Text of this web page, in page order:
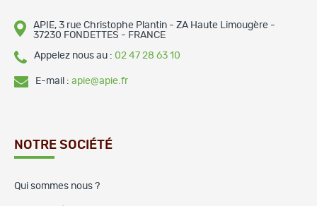
APIE, 3 rue Christophe Plantin - ZA Haute Limougère -
37230 FONDETTES - FRANCE
Appelez nous au : 02 47 28 63 10
E-mail : apie@apie.fr
NOTRE SOCIÉTÉ
Qui sommes nous ?